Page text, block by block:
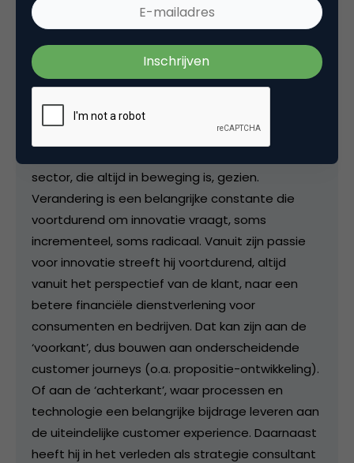
Pascal Spelier
Met 25+ jaren ervaring in de financiële sector
sector, die altijd in beweging is, gezien.
Verandering is een belangrijke constante die
voortdurend om innovatie vraagt, soms
incrementeel, soms radicaal. Vanuit zijn passie
voor innovatie streeft hij voortdurend, altijd
vanuit het perspectief van de klant, naar een
betere financiële dienstverlening voor
consumenten en bedrijven. Dat kan zijn aan de
‘voorkant’, dus bouwen aan onderscheidende
customer journeys (o.a. propositie-ontwikkeling).
Of aan de ‘achterkant’, waar processen en
technologie een belangrijke bijdrage leveren aan
de uiteindelijke customer experience. Daarnaast
heeft hij in het verleden als strategie consultant